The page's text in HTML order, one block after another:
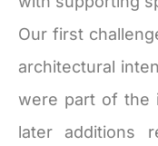
Our first
architectural
were part of the
later additions